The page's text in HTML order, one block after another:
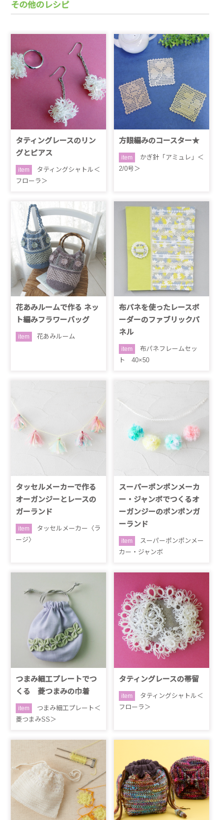
その他のレシピ
タティングレースのリン
グとピアス
item
タティングシャトル＜
フローラ＞
方眼編みのコースター★
item
かぎ針「アミュレ」＜
2/0号＞
花あみルームで作る ネッ
ト編みフラワーバッグ
item 花あみルーム
布パネを使ったレースボ
ーダーのファブリックパ
ネル
item
布パネフレームセッ
ト 40×50
タッセルメーカーで作る
オーガンジーとレースの
ガーランド
item
タッセルメーカー〈ラ
ージ〉
スーパーポンポンメーカ
ー・ジャンボでつくるオ
ーガンジーのポンポンガ
ーランド
item
スーパーポンポンメー
カー・ジャンボ
つまみ細工プレートでつ
くる 菱つまみの巾着
item
つまみ細工プレート＜
菱つまみSS＞
タティングレースの帯留
item
タティングシャトル＜
フローラ＞